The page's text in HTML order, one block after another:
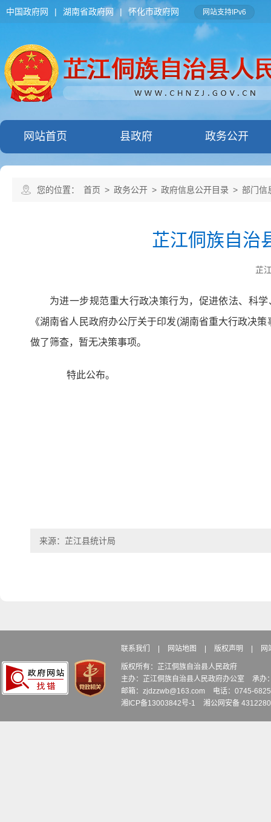
中国政府网 | 湖南省政府网 | 怀化市政府网 网站支持IPv6
网站首页 县政府 政务公开
您的位置： 首页 > 政务公开 > 政府信息公开目录 > 部门信
芷江侗族自治
芷
为进一步规范重大行政决策行为，促进依法、科
《湖南省人民政府办公厅关于印发(湖南省重大行政决
做了筛查，暂无决策事项。
特此公布。
来源：芷江县统计局
联系我们 网站地图 版权声明 网
版权所有：芷江侗族自治县人民政府
主办：芷江侗族自治县人民政府办公室
承办
邮箱：zjdzzwb@163.com
电话：0745-
湘ICP备13003842号-1
湘公网安备